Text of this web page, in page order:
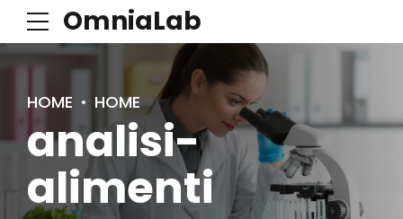
OmniaLab
HOME HOME
analisi-
alimenti